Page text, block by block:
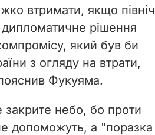
втримати, якщо північ
рішення
який був би
з огляду на втрати,
Фукуяма.
небо, бо проти
допоможуть, а "поразка